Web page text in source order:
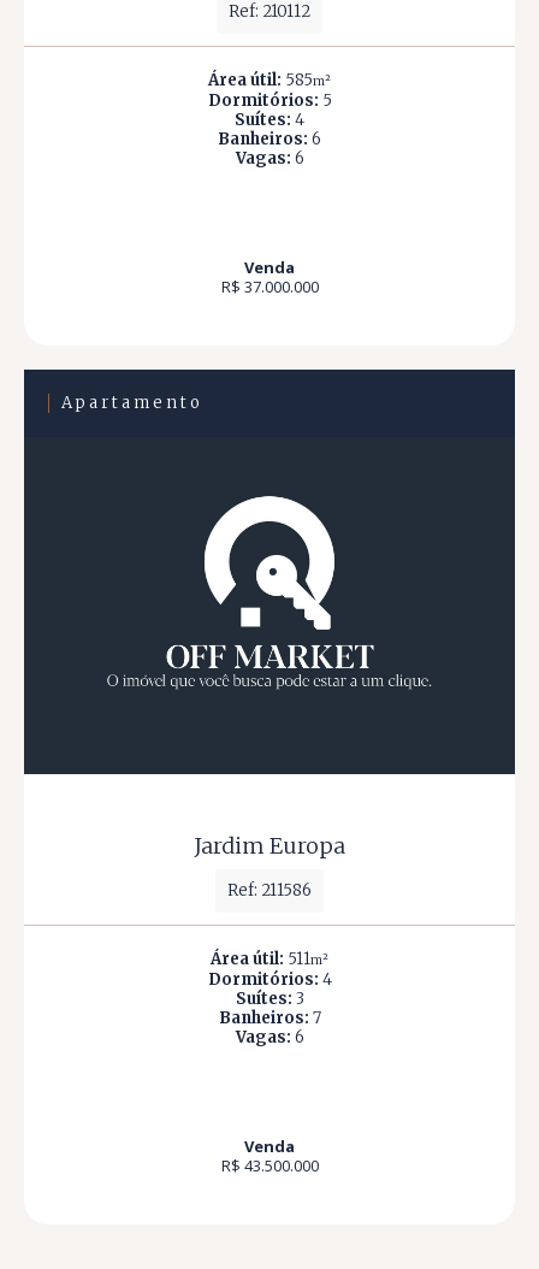
Ref: 210112
Área útil: 585m²
Dormitórios: 5
Suítes: 4
Banheiros: 6
Vagas: 6
Venda
R$ 37.000.000
Apartamento
Jardim Europa
Ref: 211586
Área útil: 511m²
Dormitórios: 4
Suítes: 3
Banheiros: 7
Vagas: 6
Venda
R$ 43.500.000